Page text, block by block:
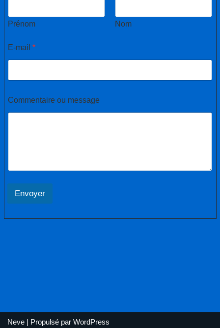
m
e
a
i
e
u
Prénom Nom
E-mail*
Commentaire ou message
Envoyer
Neve | Propulsé par WordPress